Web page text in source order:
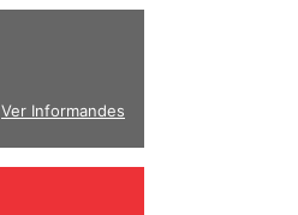
Ver Informandes